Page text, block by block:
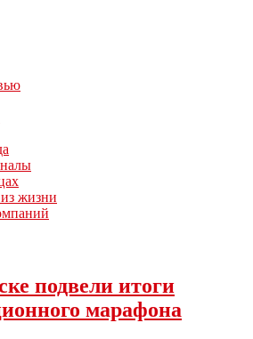
жизни
подвели итоги
марафона